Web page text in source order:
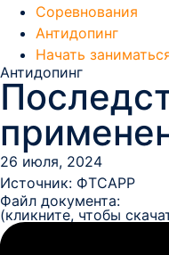
Соревнования
Антидопинг
Начать
Антидопинг
26 июля, 2024
Источник: ФТСАРР
Файл документа:
(кликните, чтобы